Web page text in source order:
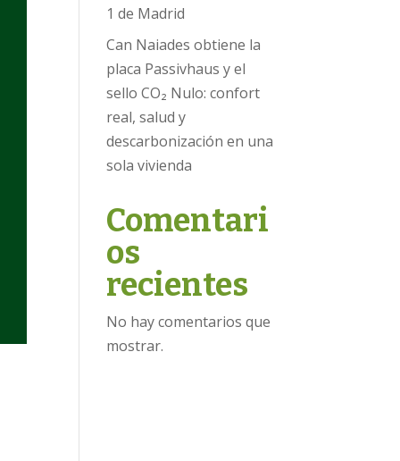
1 de Madrid
Can Naiades obtiene la
placa Passivhaus y el
sello CO₂ Nulo: confort
real, salud y
descarbonización en una
sola vivienda
Comentari
os
recientes
No hay comentarios que
mostrar.